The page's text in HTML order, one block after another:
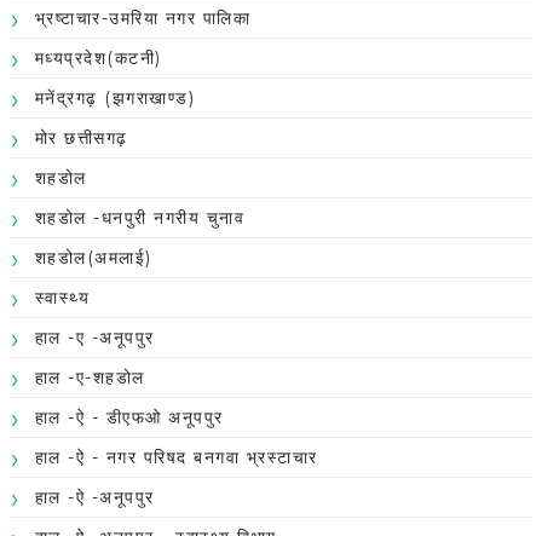
भ्रष्टाचार-उमरिया नगर पालिका
मध्यप्रदेश(कटनी)
मनेंद्रगढ़ (झगराखाण्ड)
मोर छत्तीसगढ़
शहडोल
शहडोल -धनपुरी नगरीय चुनाव
शहडोल(अमलाई)
स्वास्थ्य
हाल -ए -अनूपपुर
हाल -ए-शहडोल
हाल -ऐ - डीएफओ अनूपपुर
हाल -ऐ - नगर परिषद बनगवा भ्रस्टाचार
हाल -ऐ -अनूपपुर